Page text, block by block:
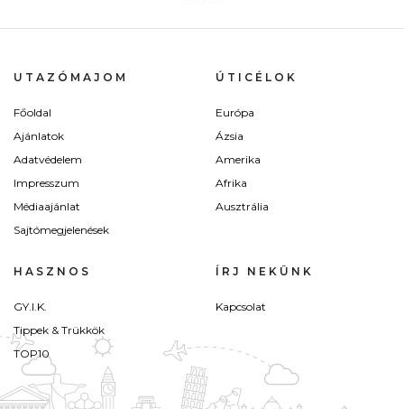
UTAZÓMAJOM
Főoldal
Ajánlatok
Adatvédelem
Impresszum
Médiaajánlat
Sajtómegjelenések
ÚTICÉLOK
Európa
Ázsia
Amerika
Afrika
Ausztrália
HASZNOS
GY.I.K.
Tippek & Trükkök
TOP10
ÍRJ NEKÜNK
Kapcsolat